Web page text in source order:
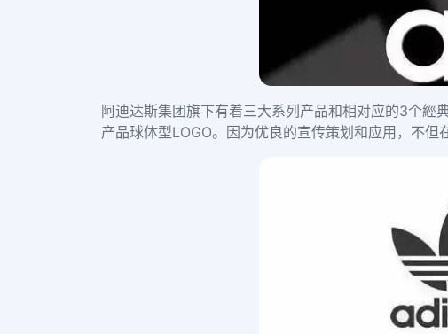
阿迪达斯集团旗下有着三大系列产品和相对应的3个經
产品球体型LOGO。因为优良的宣传策划和应用，不但